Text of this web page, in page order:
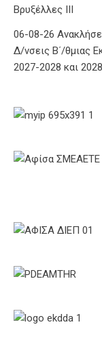
Βρυξέλλες ΙΙΙ
06-08-26
Δ/νσεις Β΄/θμιας
2027-2028 και